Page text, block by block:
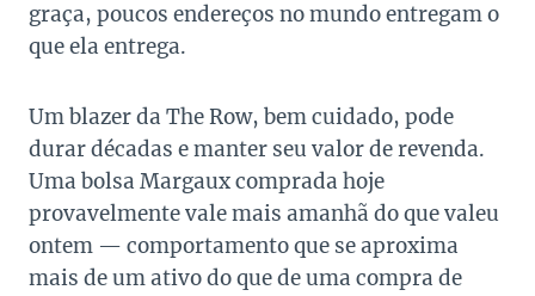
graça, poucos endereços no mundo entregam o
que ela entrega.
Um blazer da The Row, bem cuidado, pode
durar décadas e manter seu valor de revenda.
Uma bolsa Margaux comprada hoje
provavelmente vale mais amanhã do que valeu
ontem — comportamento que se aproxima
mais de um ativo do que de uma compra de